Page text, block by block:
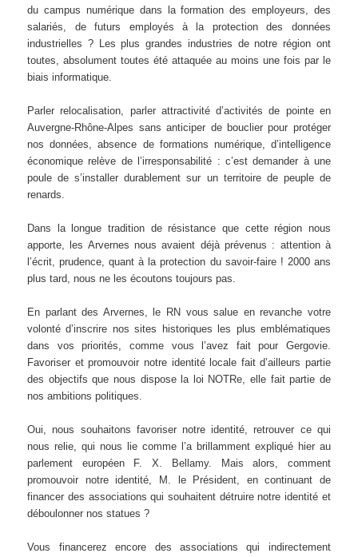
du campus numérique dans la formation des employeurs, des
salariés, de futurs employés à la protection des données
industrielles ? Les plus grandes industries de notre région ont
toutes, absolument toutes été attaquée au moins une fois par le
biais informatique.
Parler relocalisation, parler attractivité d’activités de pointe en
Auvergne-Rhône-Alpes sans anticiper de bouclier pour protéger
nos données, absence de formations numérique, d’intelligence
économique relève de l’irresponsabilité : c’est demander à une
poule de s’installer durablement sur un territoire de peuple de
renards.
Dans la longue tradition de résistance que cette région nous
apporte, les Arvernes nous avaient déjà prévenus : attention à
l’écrit, prudence, quant à la protection du savoir-faire ! 2000 ans
plus tard, nous ne les écoutons toujours pas.
En parlant des Arvernes, le RN vous salue en revanche votre
volonté d’inscrire nos sites historiques les plus emblématiques
dans vos priorités, comme vous l’avez fait pour Gergovie.
Favoriser et promouvoir notre identité locale fait d’ailleurs partie
des objectifs que nous dispose la loi NOTRe, elle fait partie de
nos ambitions politiques.
Oui, nous souhaitons favoriser notre identité, retrouver ce qui
nous relie, qui nous lie comme l’a brillamment expliqué hier au
parlement européen F. X. Bellamy. Mais alors, comment
promouvoir notre identité, M. le Président, en continuant de
financer des associations qui souhaitent détruire notre identité et
déboulonner nos statues ?
Vous financerez encore des associations qui indirectement